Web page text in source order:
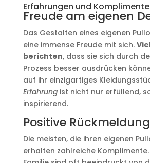
Erfahrungen und Komplimente
Freude am eigenen
Das Gestalten eines eigenen
eine immense Freude mit sich.
berichten, dass sie sich durch
Prozess besser ausdrücken
auf ihr einzigartiges
Erfahrungist nicht nur erfüllend,
inspirierend.
Positive
Die meisten, die ihren eigenen
erhalten zahlreiche